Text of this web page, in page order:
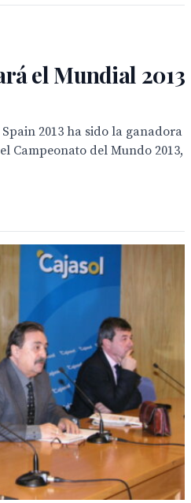
el Mundial 2013
2013 ha sido la ganadora
Campeonato del Mundo 2013,